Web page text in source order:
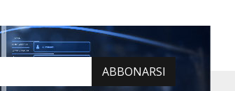
ABBONARSI